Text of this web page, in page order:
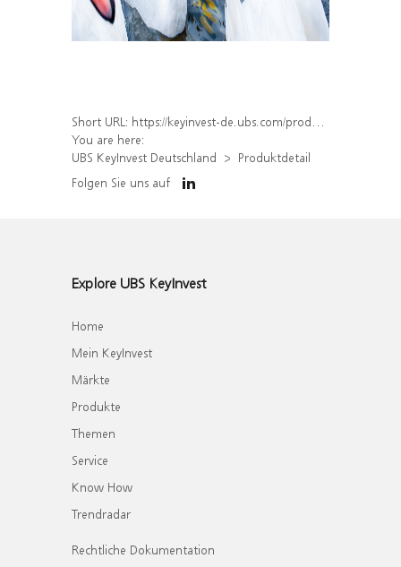
Short URL: https://keyinvest-de.ubs.com/produkt/detail/index/isin/DE000WA7C2L2
You are here:
UBS KeyInvest Deutschland
Produktdetail
Folgen Sie uns auf
Explore UBS KeyInvest
Home
Mein KeyInvest
Märkte
Produkte
Themen
Service
Know How
Trendradar
Rechtliche Dokumentation